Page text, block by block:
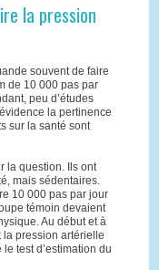
la pression
souvent de faire
de 10 000 pas par
peu d’études
la pertinence
sur la santé sont
la question. Ils ont
mais sédentaires.
10 000 pas par jour
témoin devaient
Au début et à
la pression artérielle
test d’estimation du